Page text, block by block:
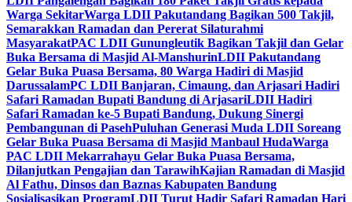
Warga SekitarWarga LDII Pakutandang Bagikan 500 Takjil,
Semarakkan Ramadan dan Pererat Silaturahmi
MasyarakatPAC LDII Gunungleutik Bagikan Takjil dan Gelar
Buka Bersama di Masjid Al-ManshurinLDII Pakutandang
Gelar Buka Puasa Bersama, 80 Warga Hadiri di Masjid
DarussalamPC LDII Banjaran, Cimaung, dan Arjasari Hadiri
Safari Ramadan Bupati Bandung di ArjasariLDII Hadiri
Safari Ramadan ke-5 Bupati Bandung, Dukung Sinergi
Pembangunan di PasehPuluhan Generasi Muda LDII Soreang
Gelar Buka Puasa Bersama di Masjid Manbaul HudaWarga
PAC LDII Mekarrahayu Gelar Buka Puasa Bersama,
Dilanjutkan Pengajian dan TarawihKajian Ramadan di Masjid
Al Fathu, Dinsos dan Baznas Kabupaten Bandung
Sosialisasikan ProgramLDII Turut Hadir Safari Ramadan Hari